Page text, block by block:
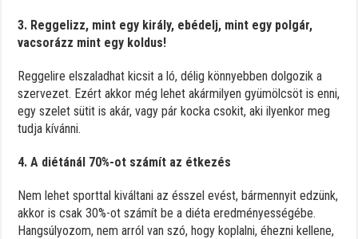
3. Reggelizz, mint egy király, ebédelj, mint egy polgár,
vacsorázz mint egy koldus!
Reggelire elszaladhat kicsit a ló, délig könnyebben dolgozik a
szervezet. Ezért akkor még lehet akármilyen gyümölcsöt is enni,
egy szelet sütit is akár, vagy pár kocka csokit, aki ilyenkor meg
tudja kívánni.
4. A diétánál 70%-ot számít az étkezés
Nem lehet sporttal kiváltani az ésszel evést, bármennyit edzünk,
akkor is csak 30%-ot számít be a diéta eredményességébe.
Hangsúlyozom, nem arról van szó, hogy koplalni, éhezni kellene,